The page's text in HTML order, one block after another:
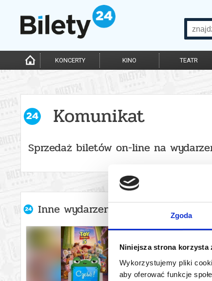
Zgoda
Niniejsza strona korzysta
Wykorzystujemy pliki
aby oferować funkcje
KONCERTY KINO TEATR
Komunikat
Sprzedaż biletów on-line na
Inne wydarzenia organizatora